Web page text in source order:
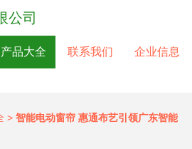
公司
产品大全 联系我们 企业信息
> 智能电动窗帘 惠通布艺引领广东智能